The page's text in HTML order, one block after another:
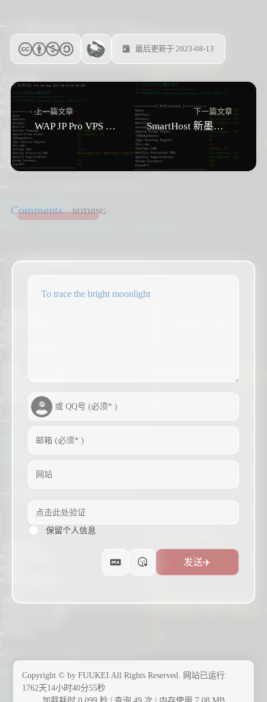
最后更新于 2023-08-13
上一篇文章
WAP JP Pro VPS 测评
下一篇文章
SmartHost 新墨西哥州VPS 测评
Comments NOTHING
To trace the bright moonlight
保留个人信息
Copyright © by FUUKEI All Rights Reserved. 网站已运行:
1762天14小时40分56秒